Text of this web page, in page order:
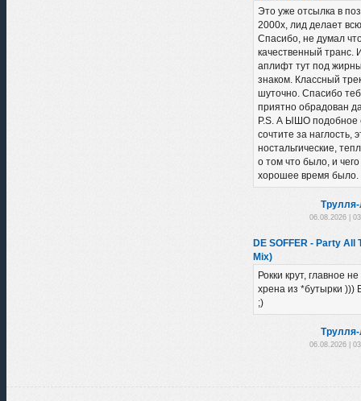
Это уже отсылка в
2000х, лид делает
Спасибо, не думал
качественный транс.
аплифт тут под
знаком. Классный
шуточно. Спасибо
приятно обрадован
P.S. А ЫШО подобное
сочтите за наглость,
ностальгические,
о том что было, и
хорошее время
06.08.2026 |
DE SOFFER - Party All
Mix)
Рокки крут, главное
хрена из *бутырки )))
;)
06.08.2026 |